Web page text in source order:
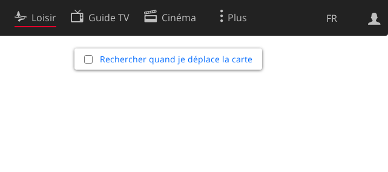
FR
Loisir Guide TV Cinéma Plus
Rechercher quand je déplace la carte
Web
Politique en matière de cookies
Préférences de cookies